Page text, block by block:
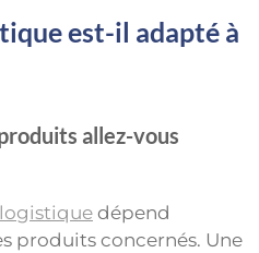
est-il adapté à
allez-vous
dépend
produits concernés. Une